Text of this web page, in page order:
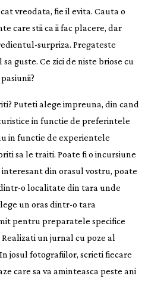
vreodata, fie il evita. Cauta o
care stii ca ii fac placere, dar
surpriza. Pregateste
guste. Ce zici de niste briose cu
Puteti alege impreuna, din cand
in functie de preferintele
in functie de experientele
sa le traiti. Poate fi o incursiune
din orasul vostru, poate
o localitate din tara unde
un oras dintr-o tara
pentru preparatele specifice
un jurnal cu poze al
josul fotografiilor, scrieti fiecare
care sa va aminteasca peste ani